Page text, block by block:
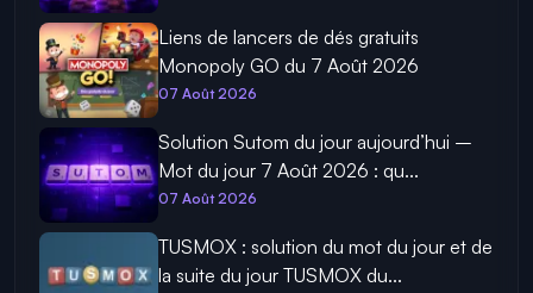
Liens de lancers de dés gratuits
Monopoly GO du 7 Août 2026
07 Août 2026
Solution Sutom du jour aujourd’hui –
Mot du jour 7 Août 2026 : qu...
07 Août 2026
TUSMOX : solution du mot du jour et de
la suite du jour TUSMOX du...